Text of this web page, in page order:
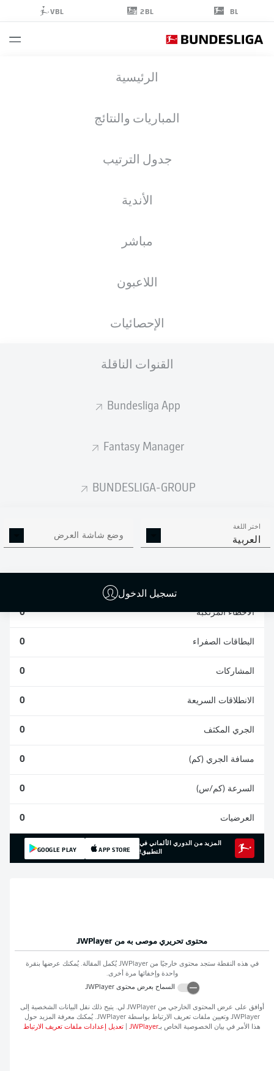
BL
2BL
VBL
الرئيسية
المباريات والنتائج
جدول الترتيب
الأندية
مباشر
اللاعبون
الإحصائيات
القنوات الناقلة
Bundesliga App
Fantasy Manager
BUNDESLIGA-GROUP
اختر اللغة
العربية وضع شاشة العرض
تسجيل الدخول
09.07.1998
إحصائيات موسم 2025/2026
الافتكاكات الناجحة
الأخطاء المرتكبة 0
البطاقات الصفراء 0
المشاركات 0
الانطلاقات السريعة 0
الجري المكثف 0
مسافة الجري (كم) 0
السرعة (كم/س) 0
العرضيات 0
المزيد من الدوري الألماني في
التطبيق!
APP STORE
GOOGLE PLAY
محتوى تحريري موصى به من JWPlayer
في هذه النقطة ستجد محتوى خارجيًا منJWPlayer يُكمل المقالة. يُمكنك عرضها بنقرة
واحدة وإخفائها مرة أخرى.
السماح بعرض محتوىJWPlayer
أوافق على عرض المحتوى الخارجي منJWPlayer لي. يتيح ذلك نقل البيانات الشخصية إلى
JWPlayer وتعيين ملفات تعريف الارتباط بواسطةJWPlayer. يُمكنك معرفة المزيد حول
هذا الأمر في بيان الخصوصية الخاص بـJWPlayer تعديل إعدادات ملفات تعريف الارتباط